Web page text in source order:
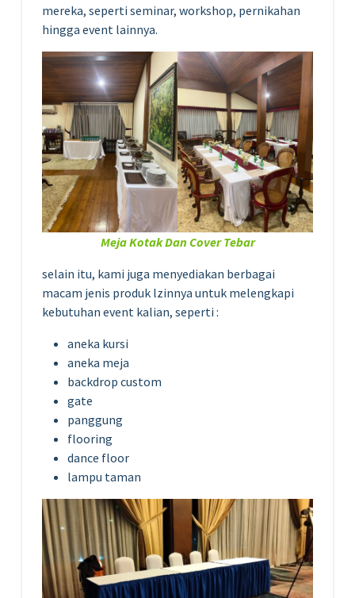
mereka, seperti seminar, workshop, pernikahan
hingga event lainnya.
Meja Kotak Dan Cover Tebar
selain itu, kami juga menyediakan berbagai
macam jenis produk lzinnya untuk melengkapi
kebutuhan event kalian, seperti :
aneka kursi
aneka meja
backdrop custom
gate
panggung
flooring
dance floor
lampu taman